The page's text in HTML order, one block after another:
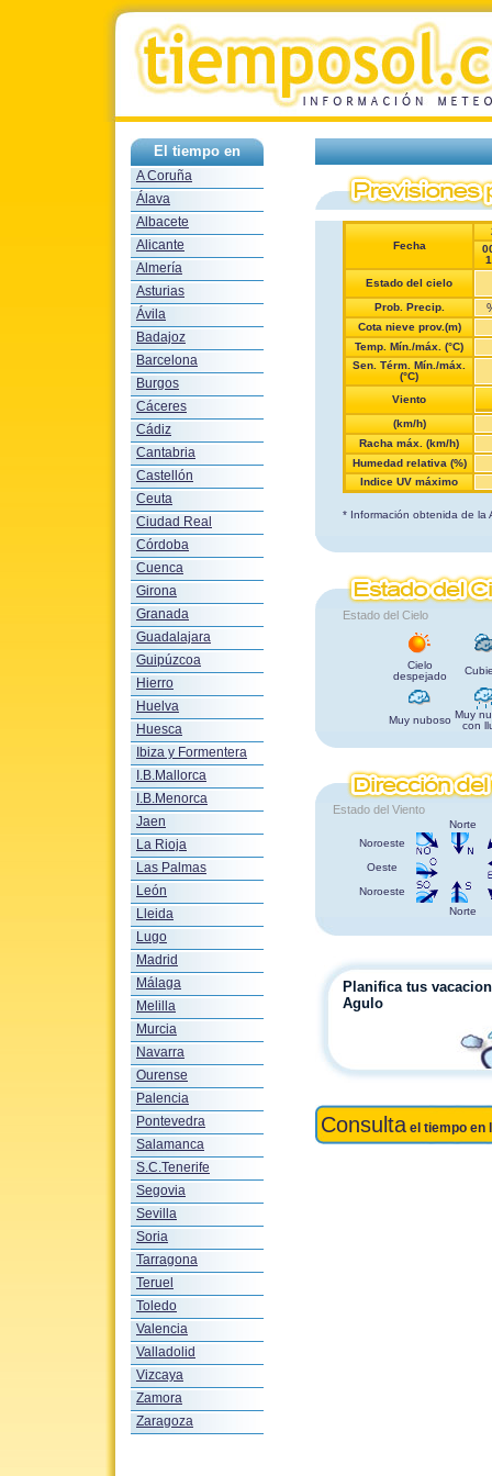
El tiempo en
A Coruña
Álava
Albacete
Alicante
Almería
Asturias
Ávila
Badajoz
Barcelona
Burgos
Cáceres
Cádiz
Cantabria
Castellón
Ceuta
Ciudad Real
Córdoba
Cuenca
Girona
Granada
Guadalajara
Guipúzcoa
Hierro
Huelva
Huesca
Ibiza y Formentera
I.B.Mallorca
I.B.Menorca
Jaen
La Rioja
Las Palmas
León
Lleida
Lugo
Madrid
Málaga
Melilla
Murcia
Navarra
Ourense
Palencia
Pontevedra
Salamanca
S.C.Tenerife
Segovia
Sevilla
Soria
Tarragona
Teruel
Toledo
Valencia
Valladolid
Vizcaya
Zamora
Zaragoza
Fecha
Estado del cielo
Prob. Precip.
Cota nieve prov.(m)
Temp. Mín./máx. (°C)
Sen. Térm. Mín./máx.
(°C)
Viento
(km/h)
Racha máx. (km/h)
Humedad relativa (%)
Indice UV máximo
* Información obtenida de la
Estado del Cielo
Cielo
despejado
Muy nuboso Muy
con
Estado del Viento
Norte
Noroeste
Oeste
Noroeste
Norte
Planifica tus
Agulo
Consulta el tiempo en